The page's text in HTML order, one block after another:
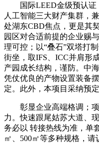
国际LEED金级预认证
人工智能三大财产集群，
处湖东CBD焦点，更是其
园区对合适前提的企业赐
理可控；以“叠石”双塔打
街坐，取IFS、ICC并肩形
产园成长结构，谨防。中
凭仗优良的产物设置装备
定。此外，本项目采纳预
彰显企业高端格调；项
力。快速跟尾姑苏大道、
务必以 转接热线为准，单
㎡、500㎡等多种规格，请